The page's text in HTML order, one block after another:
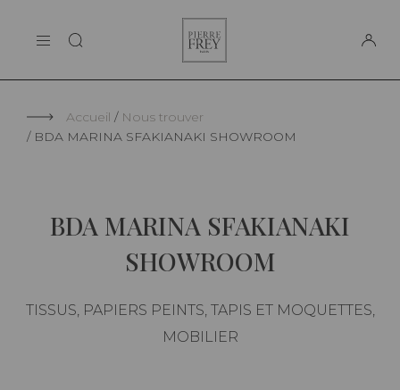
LA MAISON
Frey
Accueil
Nous trouver
BDA MARINA SFAKIANAKI SHOWROOM
BDA MARINA SFAKIANAKI
SHOWROOM
TISSUS, PAPIERS PEINTS, TAPIS ET MOQUETTES,
MOBILIER